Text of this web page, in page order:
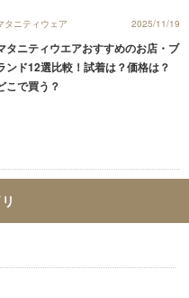
タニティウェア 2025/11/19
タニティウエアおすすめのお店・ブ
ンド12選比較！試着は？価格は？
こで買う？